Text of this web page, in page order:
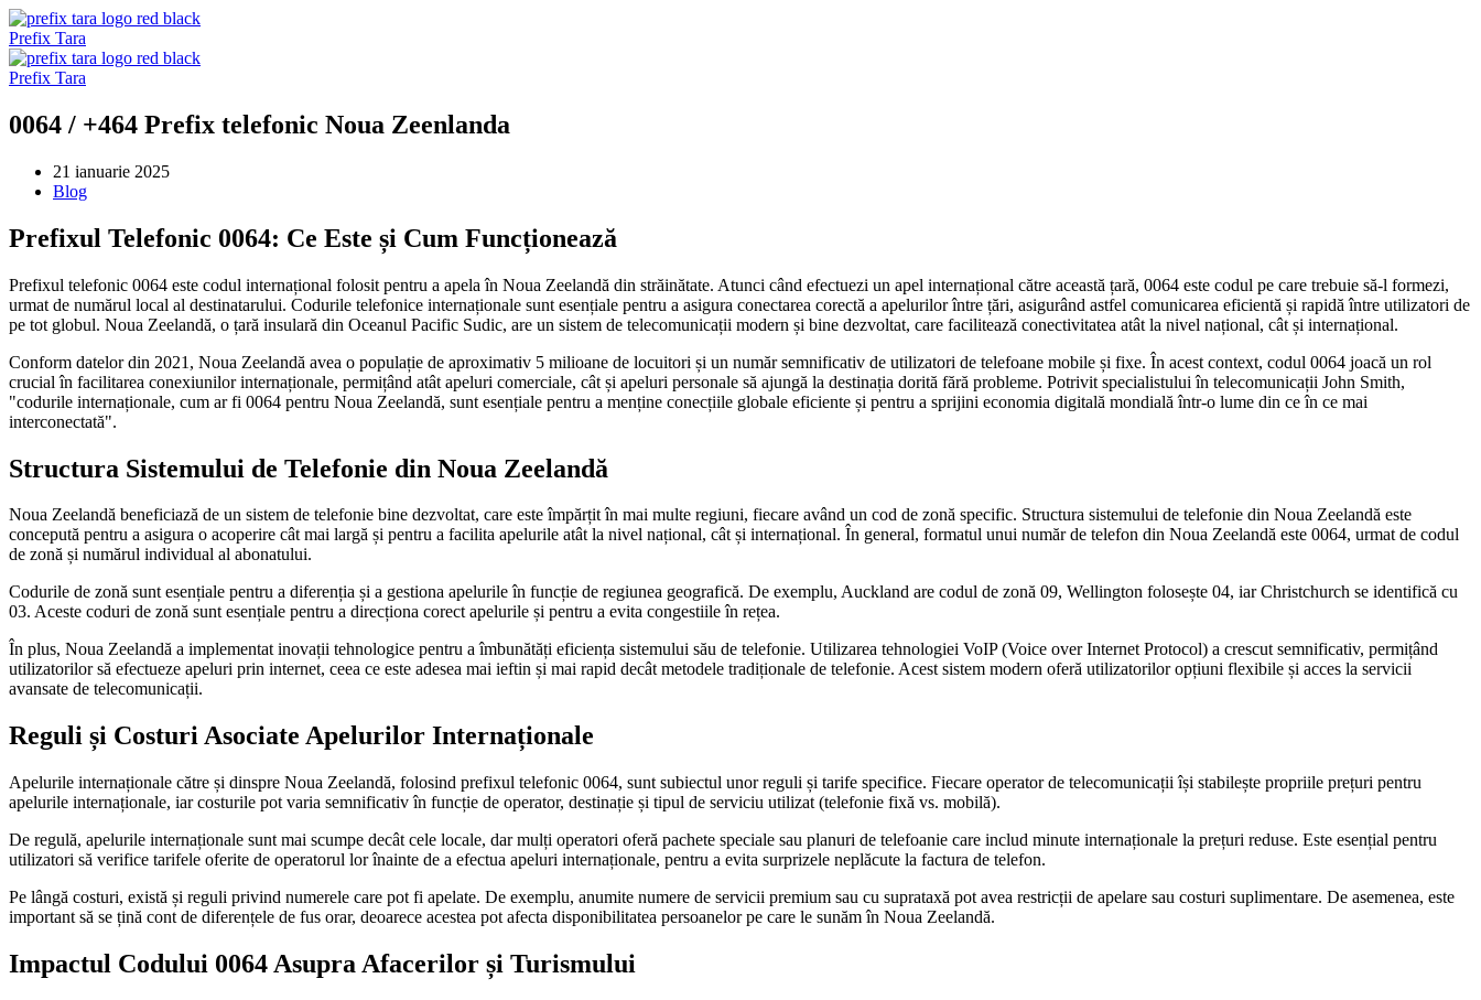
Sari
la
conținut
Prefix Tara
Prefix Tara
0064 / +464 Prefix telefonic Noua Zeenlanda
21 ianuarie 2025
Blog
Prefixul Telefonic 0064: Ce Este și Cum Funcționează
Prefixul telefonic 0064 este codul internațional folosit pentru a apela în Noua Zeelandă din străinătate. Atunci când efectuezi un apel internațional către această țară, 0064 este codul pe care trebuie să-l formezi,
urmat de numărul local al destinatarului. Codurile telefonice internaționale sunt esențiale pentru a asigura conectarea corectă a apelurilor între țări, asigurând astfel comunicarea eficientă și rapidă între utilizatori de
pe tot globul. Noua Zeelandă, o țară insulară din Oceanul Pacific Sudic, are un sistem de telecomunicații modern și bine dezvoltat, care facilitează conectivitatea atât la nivel național, cât și internațional.
Conform datelor din 2021, Noua Zeelandă avea o populație de aproximativ 5 milioane de locuitori și un număr semnificativ de utilizatori de telefoane mobile și fixe. În acest context, codul 0064 joacă un rol
crucial în facilitarea conexiunilor internaționale, permițând atât apeluri comerciale, cât și apeluri personale să ajungă la destinația dorită fără probleme. Potrivit specialistului în telecomunicații John Smith,
"codurile internaționale, cum ar fi 0064 pentru Noua Zeelandă, sunt esențiale pentru a menține conecțiile globale eficiente și pentru a sprijini economia digitală mondială într-o lume din ce în ce mai
interconectată".
Structura Sistemului de Telefonie din Noua Zeelandă
Noua Zeelandă beneficiază de un sistem de telefonie bine dezvoltat, care este împărțit în mai multe regiuni, fiecare având un cod de zonă specific. Structura sistemului de telefonie din Noua Zeelandă este
concepută pentru a asigura o acoperire cât mai largă și pentru a facilita apelurile atât la nivel național, cât și internațional. În general, formatul unui număr de telefon din Noua Zeelandă este 0064, urmat de codul
de zonă și numărul individual al abonatului.
Codurile de zonă sunt esențiale pentru a diferenția și a gestiona apelurile în funcție de regiunea geografică. De exemplu, Auckland are codul de zonă 09, Wellington folosește 04, iar Christchurch se identifică cu
03. Aceste coduri de zonă sunt esențiale pentru a direcționa corect apelurile și pentru a evita congestiile în rețea.
În plus, Noua Zeelandă a implementat inovații tehnologice pentru a îmbunătăți eficiența sistemului său de telefonie. Utilizarea tehnologiei VoIP (Voice over Internet Protocol) a crescut semnificativ, permițând
utilizatorilor să efectueze apeluri prin internet, ceea ce este adesea mai ieftin și mai rapid decât metodele tradiționale de telefonie. Acest sistem modern oferă utilizatorilor opțiuni flexibile și acces la servicii
avansate de telecomunicații.
Reguli și Costuri Asociate Apelurilor Internaționale
Apelurile internaționale către și dinspre Noua Zeelandă, folosind prefixul telefonic 0064, sunt subiectul unor reguli și tarife specifice. Fiecare operator de telecomunicații își stabilește propriile prețuri pentru
apelurile internaționale, iar costurile pot varia semnificativ în funcție de operator, destinație și tipul de serviciu utilizat (telefonie fixă vs. mobilă).
De regulă, apelurile internaționale sunt mai scumpe decât cele locale, dar mulți operatori oferă pachete speciale sau planuri de telefoanie care includ minute internaționale la prețuri reduse. Este esențial pentru
utilizatori să verifice tarifele oferite de operatorul lor înainte de a efectua apeluri internaționale, pentru a evita surprizele neplăcute la factura de telefon.
Pe lângă costuri, există și reguli privind numerele care pot fi apelate. De exemplu, anumite numere de servicii premium sau cu suprataxă pot avea restricții de apelare sau costuri suplimentare. De asemenea, este
important să se țină cont de diferențele de fus orar, deoarece acestea pot afecta disponibilitatea persoanelor pe care le sunăm în Noua Zeelandă.
Impactul Codului 0064 Asupra Afacerilor și Turismului